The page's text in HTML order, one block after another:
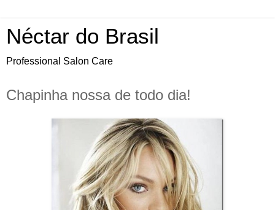
Néctar do Brasil
Professional Salon Care
Chapinha nossa de todo dia!